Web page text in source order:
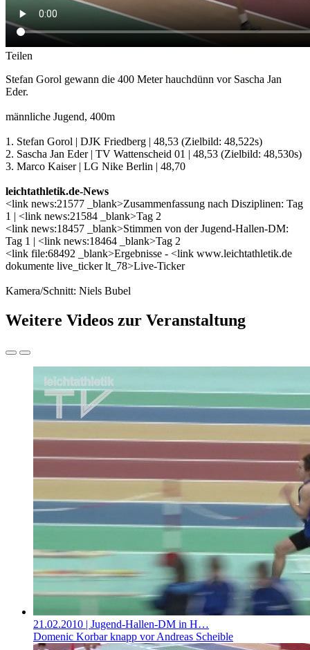
Teilen
Stefan Gorol gewann die 400 Meter hauchdünn vor Sascha Jan
Eder.
männliche Jugend, 400m
1. Stefan Gorol | DJK Friedberg | 48,53 (Zielbild: 48,522s)
2. Sascha Jan Eder | TV Wattenscheid 01 | 48,53 (Zielbild: 48,530s)
3. Marco Kaiser | LG Nike Berlin | 48,70
leichtathletik.de-News
<link news:21577 _blank>Zusammenfassung nach Disziplinen: Tag
1 | <link news:21584 _blank>Tag 2
<link news:18457 _blank>Stimmen von der Jugend-Hallen-DM:
Tag 1 | <link news:18464 _blank>Tag 2
<link file:68492 _blank>Ergebnisse - <link www.leichtathletik.de
dokumente live_ticker lt_78>Live-Ticker
Kamera/Schnitt: Niels Bubel
Weitere Videos zur Veranstaltung
21.02.2010 | Jugend-Hallen-DM in H…
Domenic Korbar knapp vor Andreas Scheible